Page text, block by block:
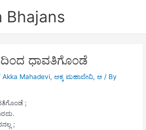
Bhajans
ಧಾವತಿಗೊಂಡೆ
Akka Mahadevi,ಅಕ್ಕ ಮಹಾದೇವಿ,ಆ / By
;
;